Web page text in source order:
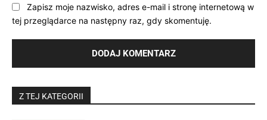
Zapisz moje nazwisko, adres e-mail i stronę internetową w
tej przeglądarce na następny raz, gdy skomentuję.
Z TEJ KATEGORII